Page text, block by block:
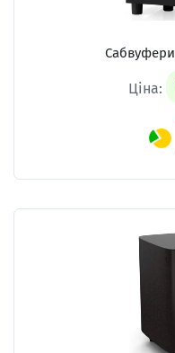
Сабвуфери
Ціна: